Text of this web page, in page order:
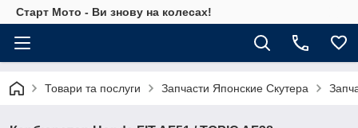
Старт Мото - Ви знову на колесах!
Товари та послуги Запчасти Японские Скутера